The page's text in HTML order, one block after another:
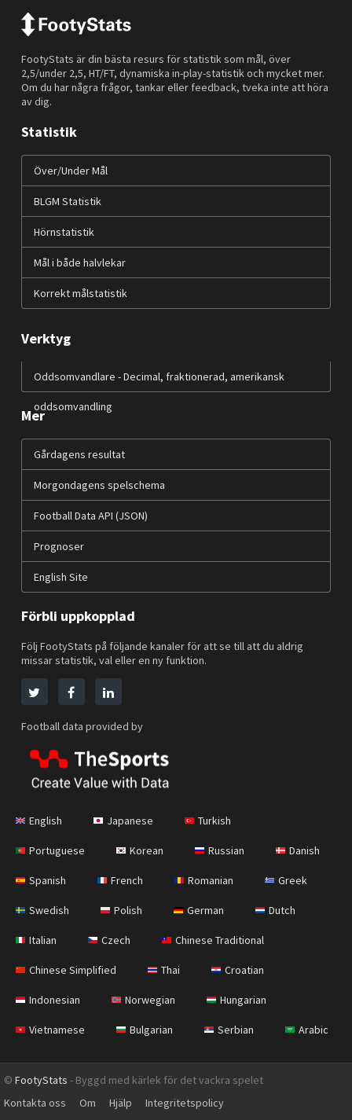
FootyStats är din bästa resurs för statistik som mål, över
2,5/under 2,5, HT/FT, dynamiska in-play-statistik och mycket mer.
Om du har några frågor, tankar eller feedback, tveka inte att höra
av dig.
Statistik
Över/Under Mål
BLGM Statistik
Hörnstatistik
Mål i både halvlekar
Korrekt målstatistik
Verktyg
Oddsomvandlare - Decimal, fraktionerad, amerikansk
oddsomvandling
Mer
Gårdagens resultat
Morgondagens spelschema
Football Data API (JSON)
Prognoser
English Site
Förbli uppkopplad
Följ FootyStats på följande kanaler för att se till att du aldrig
missar statistik, val eller en ny funktion.
Football data provided by
English Japanese Turkish
Portuguese Korean Russian Danish
Spanish French Romanian Greek
Swedish Polish German Dutch
Italian Czech Chinese Traditional
Chinese Simplified Thai Croatian
Indonesian Norwegian Hungarian
Vietnamese Bulgarian Serbian Arabic
© FootyStats - Byggd med kärlek för det vackra spelet
Kontakta oss
Om Hjälp Integritetspolicy